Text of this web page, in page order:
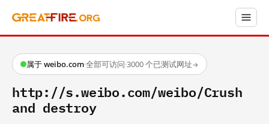
属于 weibo.com·全部可访问·3000 个已测试网址→
http://s.weibo.com/weibo/Crush
and destroy